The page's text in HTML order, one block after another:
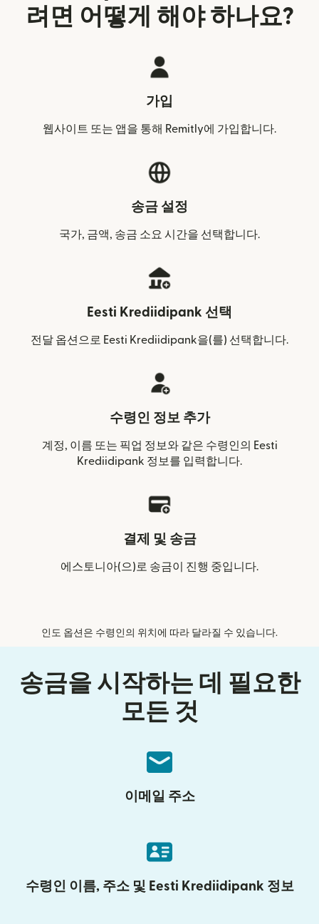
려면 어떻게 해야 하나요?
가입
웹사이트 또는 앱을 통해 Remitly에 가입합니다.
송금 설정
국가, 금액, 송금 소요 시간을 선택합니다.
Eesti Krediidipank 선택
전달 옵션으로 Eesti Krediidipank을(를) 선택합니다.
수령인 정보 추가
계정, 이름 또는 픽업 정보와 같은 수령인의 Eesti
Krediidipank 정보를 입력합니다.
결제 및 송금
에스토니아(으)로 송금이 진행 중입니다.
인도 옵션은 수령인의 위치에 따라 달라질 수 있습니다.
송금을 시작하는 데 필요한
모든 것
이메일 주소
수령인 이름, 주소 및 Eesti Krediidipank 정보